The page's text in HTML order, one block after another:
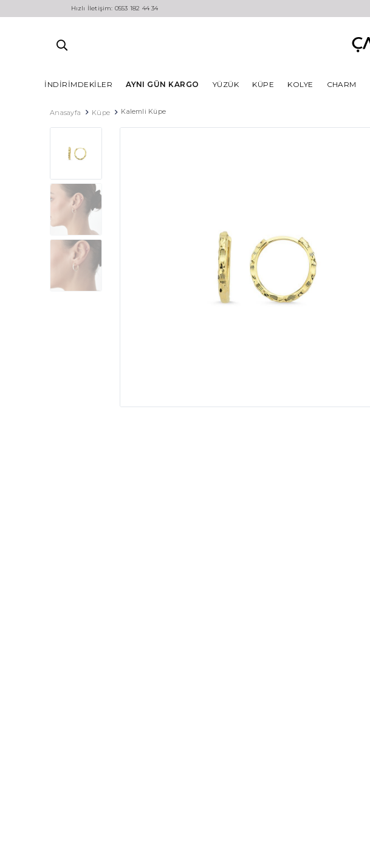
Hızlı İletişim: 0553 182 44 34
İNDIRIMDEKILER AYNI GÜN KARGO YÜZÜK KÜPE KOLYE CHARM
Anasayfa Küpe Kalemli Küpe